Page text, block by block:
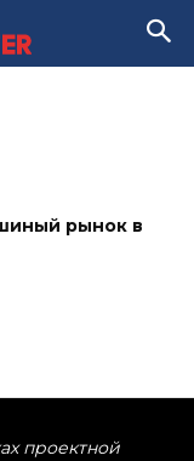
рынок в
проектной